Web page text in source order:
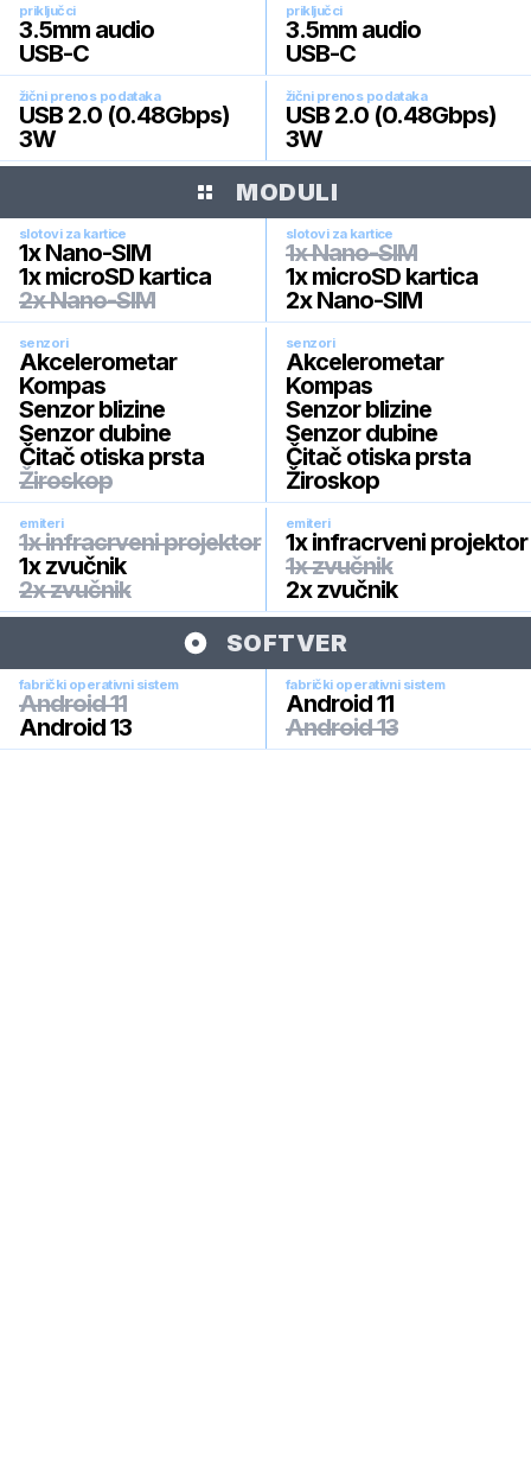
priključci
3.5mm audio
USB-C
priključci
3.5mm audio
USB-C
žični prenos podataka
USB 2.0 (0.48Gbps)
3W
žični prenos podataka
USB 2.0 (0.48Gbps)
3W
MODULI
slotovi za kartice
1x Nano-SIM
1x microSD kartica
2x Nano-SIM
slotovi za kartice
1x Nano-SIM
1x microSD kartica
2x Nano-SIM
senzori
Akcelerometar
Kompas
Senzor blizine
Senzor dubine
Čitač otiska prsta
Žiroskop
senzori
Akcelerometar
Kompas
Senzor blizine
Senzor dubine
Čitač otiska prsta
Žiroskop
emiteri
1x infracrveni projektor
1x zvučnik
2x zvučnik
emiteri
1x infracrveni projektor
1x zvučnik
2x zvučnik
SOFTVER
fabrički operativni sistem
Android 11
Android 13
fabrički operativni sistem
Android 11
Android 13